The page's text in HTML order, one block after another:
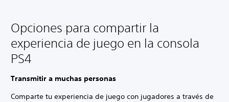
Opciones para compartir la
experiencia de juego en la consola
PS4
Transmitir a muchas personas
Comparte tu experiencia de juego con jugadores a través de